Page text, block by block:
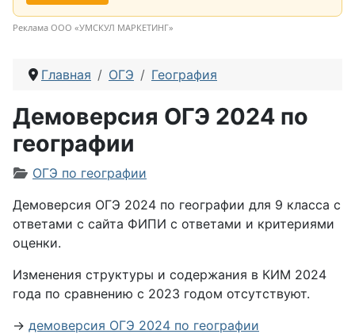
Реклама ООО «УМСКУЛ МАРКЕТИНГ»
Главная ОГЭ География
Демоверсия ОГЭ 2024 по
географии
Информация о материале
ОГЭ по географии
Демоверсия ОГЭ 2024 по географии для 9 класса с
ответами с сайта ФИПИ с ответами и критериями
оценки.
Изменения структуры и содержания в КИМ 2024
года по сравнению с 2023 годом отсутствуют.
→ демоверсия ОГЭ 2024 по географии